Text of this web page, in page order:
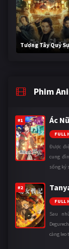
Tương Tây Quỷ Sự
Phim
#1 Ác
FULL
Được
cung
sống ký
#2
FULL
Sau
càng